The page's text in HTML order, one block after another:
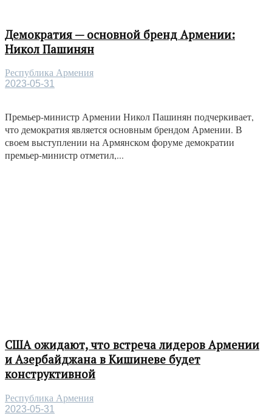
Демократия — основной бренд Армении:
Никол Пашинян
Республика Армения
2023-05-31
Премьер-министр Армении Никол Пашинян подчеркивает,
что демократия является основным брендом Армении. В
своем выступлении на Армянском форуме демократии
премьер-министр отметил,...
США ожидают, что встреча лидеров Армении
и Азербайджана в Кишиневе будет
конструктивной
Республика Армения
2023-05-31